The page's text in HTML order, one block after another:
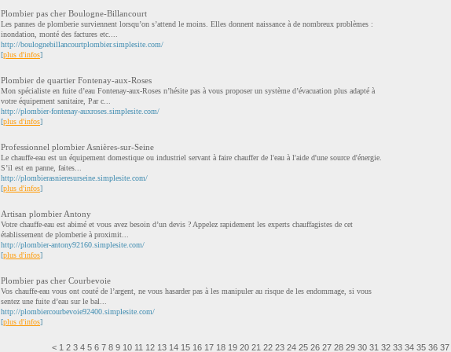
Plombier pas cher Boulogne-Billancourt
Les pannes de plomberie surviennent lorsqu’on s’attend le moins. Elles donnent naissance à de nombreux problèmes :
inondation, monté des factures etc....
http://boulognebillancourtplombier.simplesite.com/
[plus d'infos]
Plombier de quartier Fontenay-aux-Roses
Mon spécialiste en fuite d’eau Fontenay-aux-Roses n’hésite pas à vous proposer un système d’évacuation plus adapté à
votre équipement sanitaire, Par c...
http://plombier-fontenay-auxroses.simplesite.com/
[plus d'infos]
Professionnel plombier Asnières-sur-Seine
Le chauffe-eau est un équipement domestique ou industriel servant à faire chauffer de l'eau à l'aide d'une source d'énergie.
S’il est en panne, faites...
http://plombierasnieresurseine.simplesite.com/
[plus d'infos]
Artisan plombier Antony
Votre chauffe-eau est abimé et vous avez besoin d’un devis ? Appelez rapidement les experts chauffagistes de cet
établissement de plomberie à proximit...
http://plombier-antony92160.simplesite.com/
[plus d'infos]
Plombier pas cher Courbevoie
Vos chauffe-eau vous ont couté de l’argent, ne vous hasarder pas à les manipuler au risque de les endommage, si vous
sentez une fuite d’eau sur le bal...
http://plombiercourbevoie92400.simplesite.com/
[plus d'infos]
< 1 2 3 4 5 6 7 8 9 10 11 12 13 14 15 16 17 18 19 20 21 22 23 24 25 26 27 28 29 30 31 32 33 34 35 36 37